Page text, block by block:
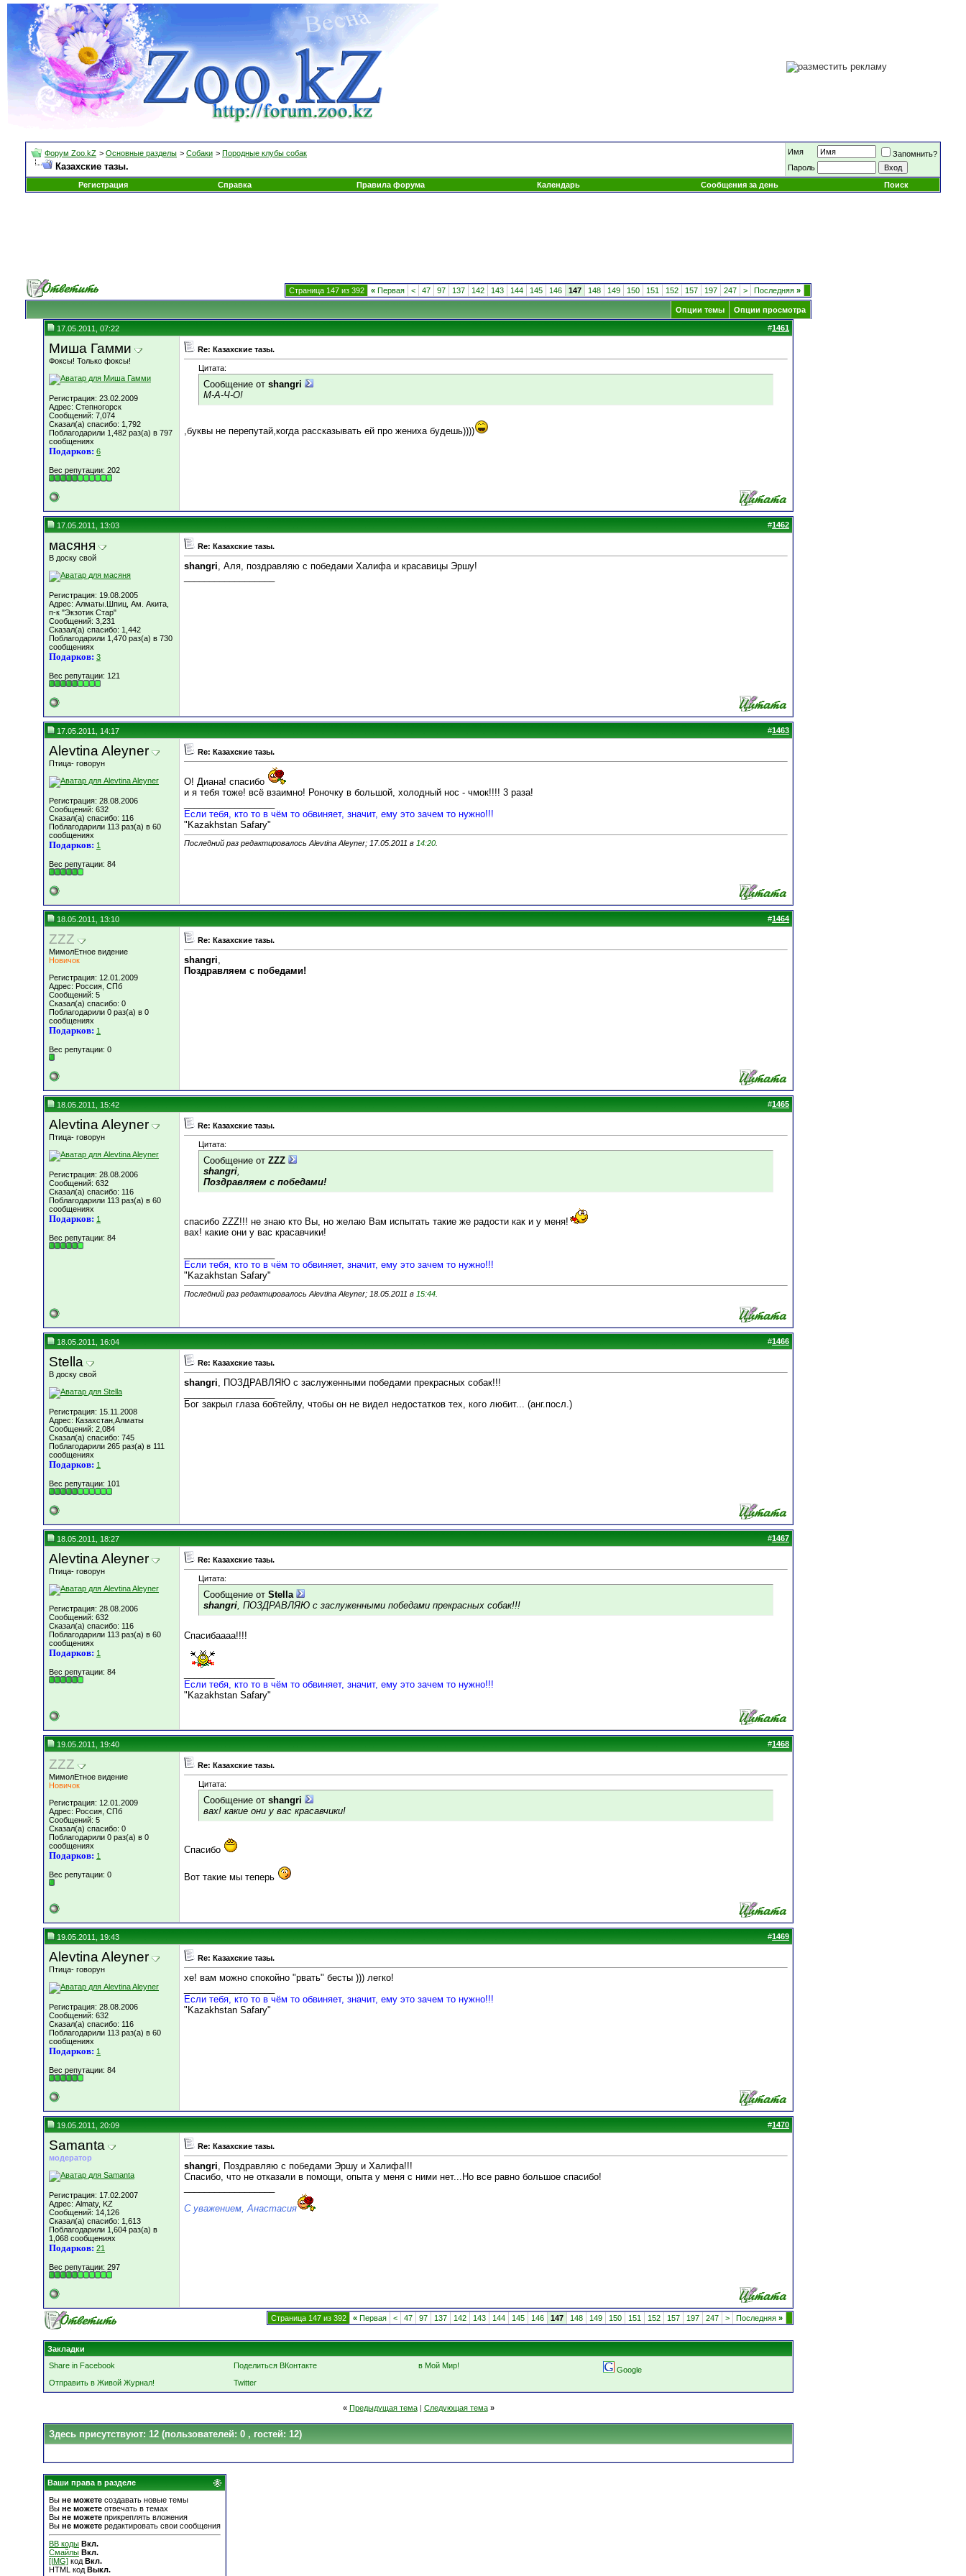
Форум Zoo.kZ > Основные разделы > Собаки > Породные клубы собак
Казахские тазы.
Имя
Запомнить?
Пароль
Регистрация
Справка Правила форума Календарь Сообщения за день Поиск
Страница 147 из 392 « Первая < 47 97 137 142 143 144 145 146 147 148 149 150 151 152 157 197 247 > Последняя »
Опции темы Опции просмотра
17.05.2011, 07:22 #1461
Миша Гамми
Фоксы! Только фоксы!
Регистрация: 23.02.2009
Адрес: Степногорск
Сообщений: 7,074
Сказал(а) спасибо: 1,792
Поблагодарили 1,482 раз(а) в 797
сообщениях
Подарков: 6
Вес репутации: 202
Re: Казахские тазы.
Цитата:
Сообщение от shangri
М-А-Ч-О!
,буквы не перепутай,когда рассказывать ей про жениха будешь))))
17.05.2011, 13:03 #1462
масяня
В доску свой
Регистрация: 19.08.2005
Адрес: Алматы.Шпиц, Ам. Акита,
п-к "Экзотик Стар"
Сообщений: 3,231
Сказал(а) спасибо: 1,442
Поблагодарили 1,470 раз(а) в 730
сообщениях
Подарков: 3
Вес репутации: 121
Re: Казахские тазы.
shangri, Аля, поздравляю с победами Халифа и красавицы Эршу!
17.05.2011, 14:17 #1463
Alevtina Aleyner
Птица- говорун
Регистрация: 28.08.2006
Сообщений: 632
Сказал(а) спасибо: 116
Поблагодарили 113 раз(а) в 60
сообщениях
Подарков: 1
Вес репутации: 84
Re: Казахские тазы.
О! Диана! спасибо
и я тебя тоже! всё взаимно! Роночку в большой, холодный нос - чмок!!!! 3 раза!
Если тебя, кто то в чём то обвиняет, значит, ему это зачем то нужно!!!
"Kazakhstan Safary"
Последний раз редактировалось Alevtina Aleyner; 17.05.2011 в 14:20
18.05.2011, 13:10 #1464
ZZZ
МимолЕтное видение
Новичок
Регистрация: 12.01.2009
Адрес: Россия, СПб
Сообщений: 5
Сказал(а) спасибо: 0
Поблагодарили 0 раз(а) в 0
сообщениях
Подарков: 1
Вес репутации: 0
Re: Казахские тазы.
shangri,
Поздравляем с победами!
18.05.2011, 15:42 #1465
Alevtina Aleyner
Птица- говорун
Регистрация: 28.08.2006
Сообщений: 632
Сказал(а) спасибо: 116
Поблагодарили 113 раз(а) в 60
сообщениях
Подарков: 1
Вес репутации: 84
Re: Казахские тазы.
Цитата:
Сообщение от ZZZ
shangri,
Поздравляем с победами!
спасибо ZZZ!!! не знаю кто Вы, но желаю Вам испытать такие же радости как и у меня!
вах! какие они у вас красавчики!
Если тебя, кто то в чём то обвиняет, значит, ему это зачем то нужно!!!
"Kazakhstan Safary"
Последний раз редактировалось Alevtina Aleyner; 18.05.2011 в 15:44
18.05.2011, 16:04 #1466
Stella
В доску свой
Регистрация: 15.11.2008
Адрес: Казахстан,Алматы
Сообщений: 2,084
Сказал(а) спасибо: 745
Поблагодарили 265 раз(а) в 111
сообщениях
Подарков: 1
Вес репутации: 101
Re: Казахские тазы.
shangri, ПОЗДРАВЛЯЮ с заслуженными победами прекрасных собак!!!
Бог закрыл глаза бобтейлу, чтобы он не видел недостатков тех, кого любит... (анг.посл.)
18.05.2011, 18:27 #1467
Alevtina Aleyner
Птица- говорун
Регистрация: 28.08.2006
Сообщений: 632
Сказал(а) спасибо: 116
Поблагодарили 113 раз(а) в 60
сообщениях
Подарков: 1
Вес репутации: 84
Re: Казахские тазы.
Цитата:
Сообщение от Stella
shangri, ПОЗДРАВЛЯЮ с заслуженными победами прекрасных собак!!!
Спасибаааа!!!!
Если тебя, кто то в чём то обвиняет, значит, ему это зачем то нужно!!!
"Kazakhstan Safary"
19.05.2011, 19:40 #1468
ZZZ
МимолЕтное видение
Новичок
Регистрация: 12.01.2009
Адрес: Россия, СПб
Сообщений: 5
Сказал(а) спасибо: 0
Поблагодарили 0 раз(а) в 0
сообщениях
Подарков: 1
Вес репутации: 0
Re: Казахские тазы.
Цитата:
Сообщение от shangri
вах! какие они у вас красавчики!
Спасибо
Вот такие мы теперь
19.05.2011, 19:43 #1469
Alevtina Aleyner
Птица- говорун
Регистрация: 28.08.2006
Сообщений: 632
Сказал(а) спасибо: 116
Поблагодарили 113 раз(а) в 60
сообщениях
Подарков: 1
Вес репутации: 84
Re: Казахские тазы.
хе! вам можно спокойно "рвать" бесты ))) легко!
Если тебя, кто то в чём то обвиняет, значит, ему это зачем то нужно!!!
"Kazakhstan Safary"
19.05.2011, 20:09 #1470
Samanta
модератор
Регистрация: 17.02.2007
Адрес: Almaty, KZ
Сообщений: 14,126
Сказал(а) спасибо: 1,613
Поблагодарили 1,604 раз(а) в
1,068 сообщениях
Подарков: 21
Вес репутации: 297
Re: Казахские тазы.
shangri, Поздравляю с победами Эршу и Халифа!!!
Спасибо, что не отказали в помощи, опыта у меня с ними нет...Но все равно большое спасибо!
С уважением, Анастасия
Страница 147 из 392 « Первая < 47 97 137 142 143 144 145 146 147 148 149 150 151 152 157 197 247 > Последняя »
Закладки
Share in Facebook
Поделиться ВКонтакте в Мой Мир!
Google
Отправить в Живой Журнал!
Twitter
« Предыдущая тема| Следующая тема »
Здесь присутствуют: 12 (пользователей: 0 , гостей: 12)
Ваши права в разделе
Вы не можете создавать новые темы
Вы не можете отвечать в темах
Вы не можете прикреплять вложения
Вы не можете редактировать свои сообщения
BB коды Вкл.
Смайлы Вкл.
[IMG] код Вкл.
HTML код Выкл.